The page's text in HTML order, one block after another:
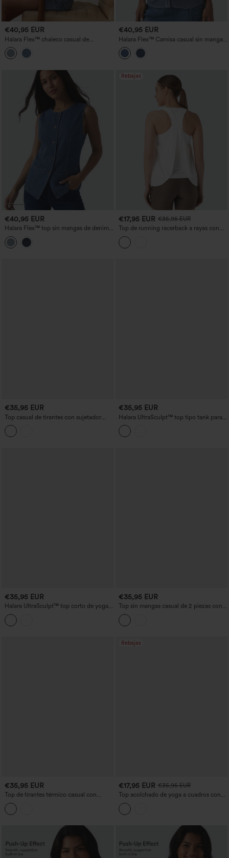
€40,95 EUR
Halara Flex™ chaleco casual de
mezclilla a rayas con escote en V
profundo y cierre con botones
€40,95 EUR
Halara Flex™ Camisa casual sin mangas
de mezclilla con escote en V
€40,95 EUR
Halara Flex™ top sin mangas de denim
con cuello redondo
Rebajas
€17,95 EUR €35,95 EUR
Top de running racerback a rayas con
bajo curvo y tejido de secado rápido
€35,95 EUR
Top casual de tirantes con sujetador
incorporado y lazo halter en la espalda
€35,95 EUR
Halara UltraSculpt™ top tipo tank para
yoga con copas moldeadas, efecto
push-up y sujeción ligera
€35,95 EUR
Halara UltraSculpt™ top corto de yoga
con estampado de leopardo, escote en
U, sujetador incorporado y detalles cut-
out
€35,95 EUR
Top sin mangas casual de 2 piezas con
escote redondo, espalda estilo racer,
sujetador incorporado y tacto fresco -
UPF50+
€35,95 EUR
Top de tirantes térmico casual con
escote en V y efecto push-up - copas
D/DD/DDD/F
Rebajas
€17,95 EUR €35,95 EUR
Top acolchado de yoga a cuadros con
volante en el bajo y tecnología Cool
Touch